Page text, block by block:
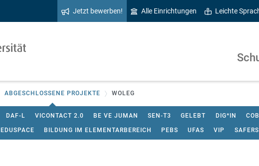
Jetzt bewerben! Alle Einrichtungen Leichte
ABGESCHLOSSENE PROJEKTE WOLEG
DAF-L VICONTACT 2.0 BE VE JUMAN SEN-T3 GELEBT DIG*IN
EDUSPACE BILDUNG IM ELEMENTARBEREICH PEBS UFAS VIP